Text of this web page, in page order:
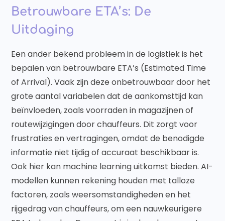
Betrouwbare ETA’s: De
Uitdaging
Een ander bekend probleem in de logistiek is het
bepalen van betrouwbare ETA’s (Estimated Time
of Arrival). Vaak zijn deze onbetrouwbaar door het
grote aantal variabelen dat de aankomsttijd kan
beïnvloeden, zoals voorraden in magazijnen of
routewijzigingen door chauffeurs. Dit zorgt voor
frustraties en vertragingen, omdat de benodigde
informatie niet tijdig of accuraat beschikbaar is.
Ook hier kan machine learning uitkomst bieden. AI-
modellen kunnen rekening houden met talloze
factoren, zoals weersomstandigheden en het
rijgedrag van chauffeurs, om een nauwkeurigere